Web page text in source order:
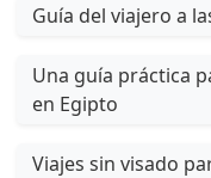
Guía del viajero a
Una guía práctica
en Egipto
Viajes sin visado